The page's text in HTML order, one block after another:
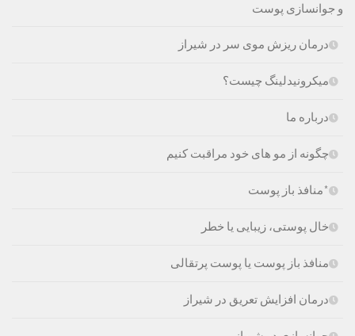
و جوانسازی پوست
درمان ریزش موی سر در شیراز
میکرونیدلینگ چیست؟
درباره ما
چگونه از مو های خود مراقبت کنیم
*منافذ باز پوست
خال پوستی، زیبایی یا خطر
منافذ باز پوست یا پوست پرتقالی
درمان افزایش تعریق در شیراز